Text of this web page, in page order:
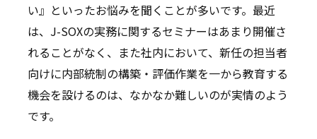
い』といったお悩みを聞くことが多いです。最近
は、J-SOXの実務に関するセミナーはあまり開催さ
れることがなく、また社内において、新任の担当者
向けに内部統制の構築・評価作業を一から教育する
機会を設けるのは、なかなか難しいのが実情のよう
です。